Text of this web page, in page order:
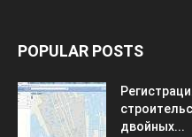
POPULAR POSTS
двойных...